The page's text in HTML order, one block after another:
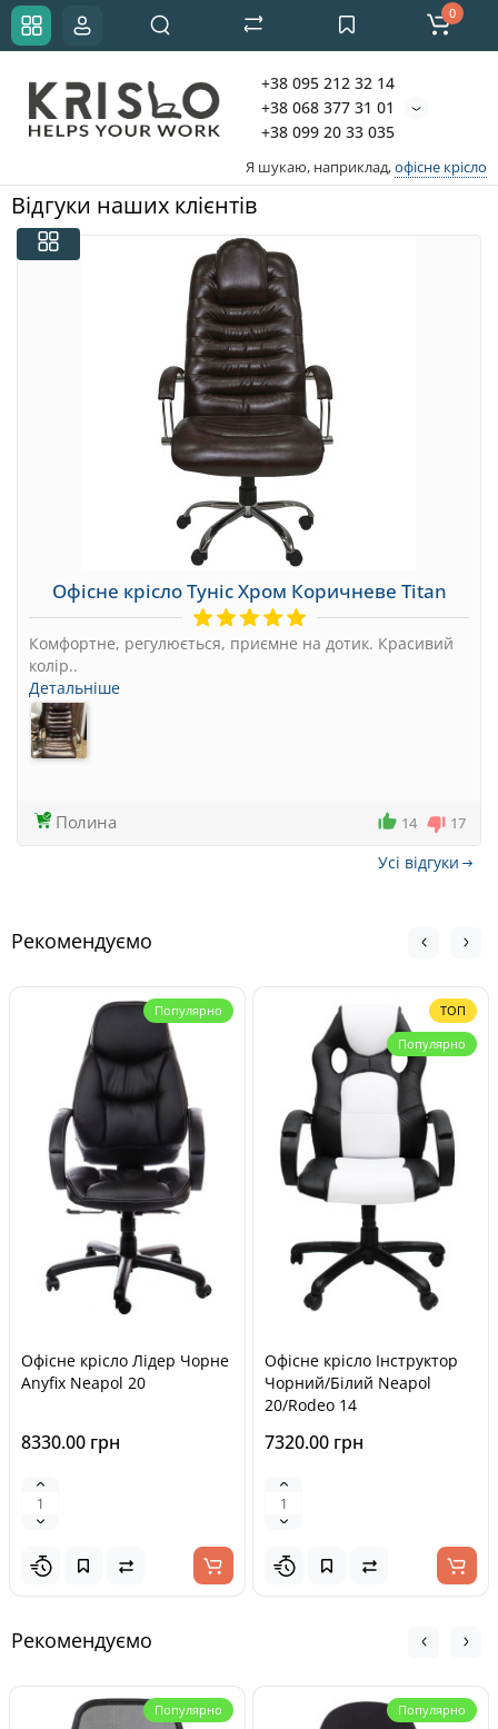
+38 095 212 32 14
+38 068 377 31 01
+38 099 20 33 035
Я шукаю, наприклад,офісне крісло
0
Відгуки наших клієнтів
Офісне крісло Туніс Хром Коричневе Titan
Комфортне, регулюється, приємне на дотик. Красивий
колір..
Детальніше
Полина 14 17
Усi вiдгуки
Рекомендуємо
Популярно
Офісне крісло Лідер Чорне
Anyfix Neapol 20
8330.00 грн
ТОП
Популярно
Офісне крісло Інструктор
Чорний/Білий Neapol
20/Rodeo 14
7320.00 грн
Рекомендуємо
Популярно Популярно